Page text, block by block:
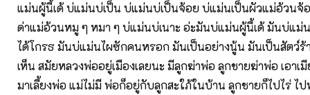
แม่นผู้นี้เด้ บ่แม่นบ่เป็น บ่แม่นบ่เป็นจ้อย บ่แม่นเป็นผัวแม่อ้วนจ้
ด่าแม่อ้วนหมู ๆ หมา ๆ บ่แม่นบ่เนาะ อ่ะมันบ่แม่นผู้นี้เด้ มันบ่แม่
ได้โกรธ มันบ่แม่นไผซักคนหรอก มันเป็นอย่างนู้น มันเป็นสัตว์ร้
เห็น สมัยหลวงพ่ออยู่เมืองเลยนะ มีลูกฆ่าพ่อ ลูกชายฆ่าพ่อ เอาเมี
มาเลี้ยงพ่อ แม่ไม่มี พ่อก็อยู่กับลูกสะใภ้ในบ้าน ลูกชายก็ไปไร่ ไ